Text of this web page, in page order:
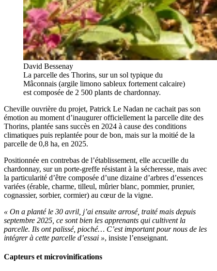
David Bessenay
La parcelle des Thorins, sur un sol typique du
Mâconnais (argile limono sableux fortement calcaire)
est composée de 2 500 plants de chardonnay.
Cheville ouvrière du projet, Patrick Le Nadan ne cachait pas son
émotion au moment d’inaugurer officiellement la parcelle dite des
Thorins, plantée sans succès en 2024 à cause des conditions
climatiques puis replantée pour de bon, mais sur la moitié de la
parcelle de 0,8 ha, en 2025.
Positionnée en contrebas de l’établissement, elle accueille du
chardonnay, sur un porte-greffe résistant à la sécheresse, mais avec
la particularité d’être composée d’une dizaine d’arbres d’essences
variées (érable, charme, tilleul, mûrier blanc, pommier, prunier,
cognassier, sorbier, cormier) au cœur de la vigne.
« On a planté le 30 avril, j’ai ensuite arrosé, traité mais depuis
septembre 2025, ce sont bien les apprenants qui cultivent la
parcelle. Ils ont palissé, pioché… C’est important pour nous de les
intégrer à cette parcelle d’essai », insiste l’enseignant.
Capteurs et microvinifications